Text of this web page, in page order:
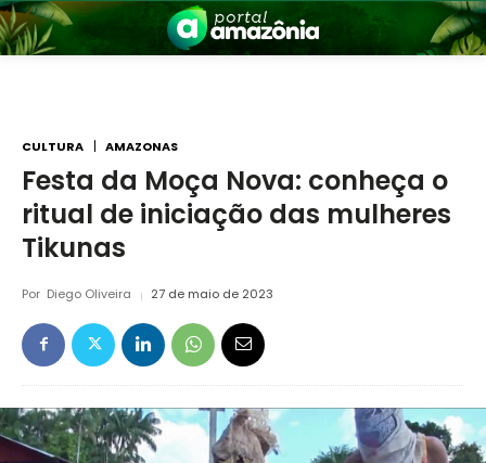
Amazônia
CULTURA AMAZONAS
Festa da Moça Nova: conheça o
ritual de iniciação das mulheres
Tikunas
Por Diego Oliveira 27 de maio de 2023